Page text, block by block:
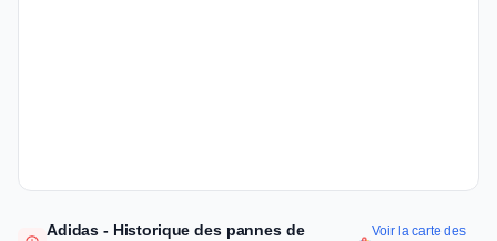
Adidas - Historique des pannes de
Voir la carte des